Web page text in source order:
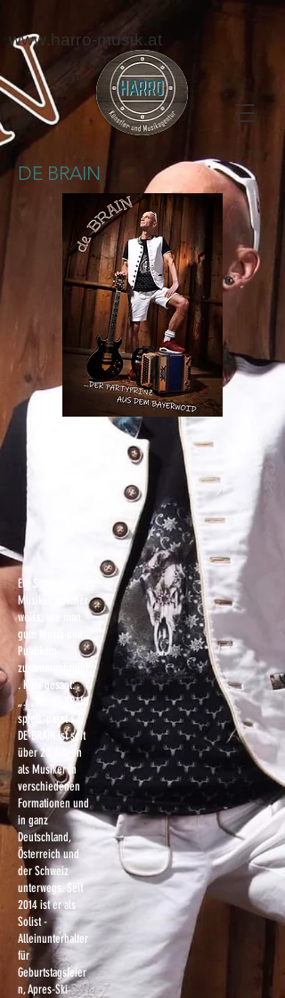
www.harro-musik.at
DE BRAIN
Ein Solo-
Musiker, welcher
weiss, wie man
gute Musik und
Publikum
zusammenbringt
. Kurz gesagt:
„…Wo DE-BRAIN
spielt, passt´s !“
DE-BRAIN ist seit
über 20 Jahren
als Musiker in
verschiedenen
Formationen und
in ganz
Deutschland,
Österreich und
der Schweiz
unterwegs. Seit
2014 ist er als
Solist -
Alleinunterhalter
für
Geburtstagsfeier
n, Apres-Ski